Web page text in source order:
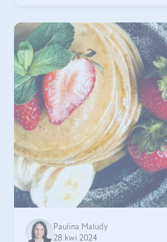
Paulina Maludy
28 kwi 2024